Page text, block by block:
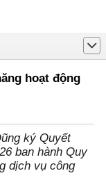
hoạt động
ký Quyết
ban hành Quy
dịch vụ công